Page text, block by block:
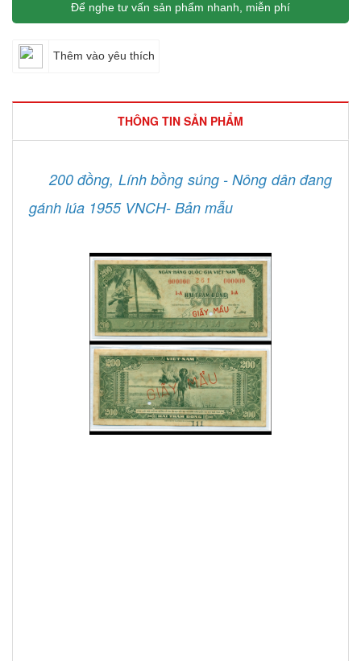
Để nghe tư vấn sản phẩm nhanh, miễn phí
Thêm vào yêu thích
THÔNG TIN SẢN PHẨM
200 đồng, Lính bồng súng - Nông dân đang
gánh lúa 1955 VNCH- Bản mẫu